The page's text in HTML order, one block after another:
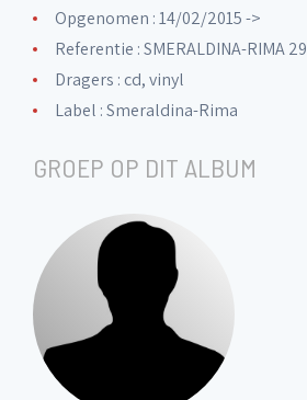
Opgenomen : 14/02/2015 ->
Referentie : SMERALDINA-RIMA 29
Dragers : cd, vinyl
Label :Smeraldina-Rima
GROEP OP DIT ALBUM